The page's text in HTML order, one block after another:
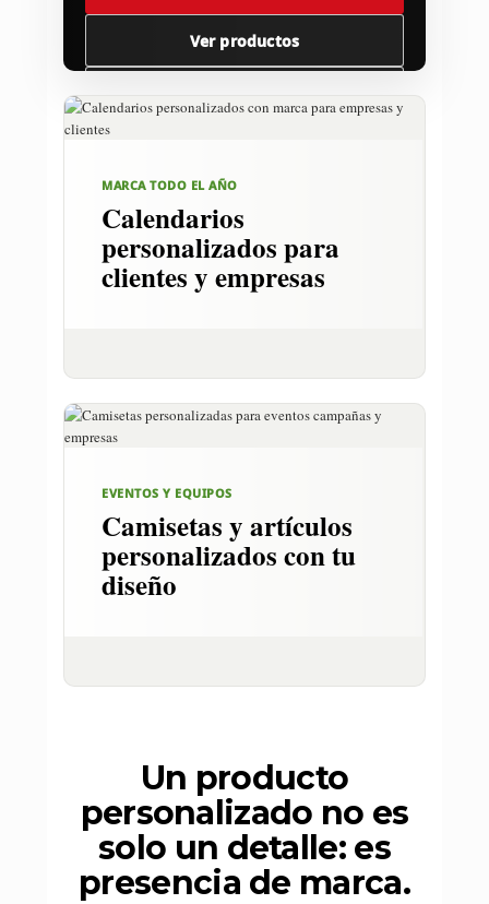
Ver productos
MARCA TODO EL AÑO
Calendarios
personalizados para
clientes y empresas
EVENTOS Y EQUIPOS
Camisetas y artículos
personalizados con tu
diseño
Un producto
personalizado no es
solo un detalle: es
presencia de marca.